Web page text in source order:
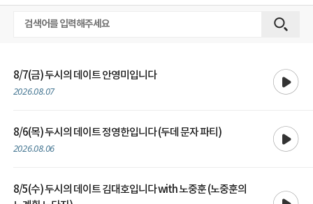
8/7(금) 두시의 데이트 안영미입니다
2026.08.07
8/6(목) 두시의 데이트 정영한입니다 (두데 문자 파티)
2026.08.06
8/5(수) 두시의 데이트 김대호입니다 with 노중훈 (노중훈의